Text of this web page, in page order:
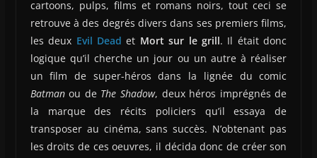
cartoons, pulps, films et romans noirs, tout ceci se
retrouve à des degrés divers dans ses premiers films,
les deux Evil Dead et Mort sur le grill. Il était donc
logique qu’il cherche un jour ou un autre à réaliser
un film de super-héros dans la lignée du comic
Batmanou de The Shadow, deux héros imprégnés de
la marque des récits policiers qu’il essaya de
transposer au cinéma, sans succès. N’obtenant pas
les droits de ces oeuvres, il décida donc de créer son